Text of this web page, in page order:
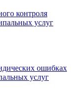
контроля
услуг
ошибках
услуг